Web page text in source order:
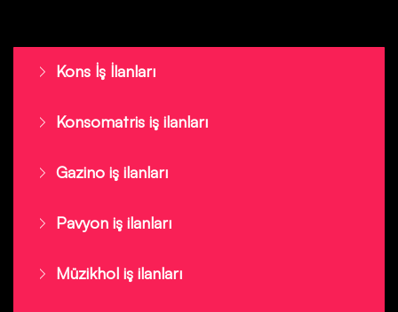
Kons İş İlanları
Konsomatris iş ilanları
Gazino iş ilanları
Pavyon iş ilanları
Müzikhol iş ilanları